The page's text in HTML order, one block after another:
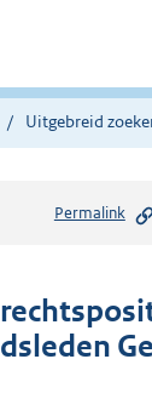
Uitgebreid
Permalink